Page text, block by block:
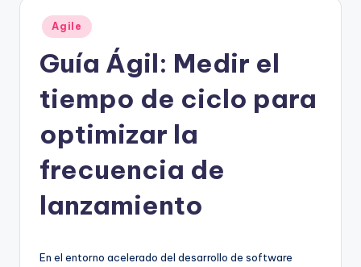
Publicado
en
Agile
Guía Ágil: Medir el
tiempo de ciclo para
optimizar la
frecuencia de
lanzamiento
En el entorno acelerado del desarrollo de software